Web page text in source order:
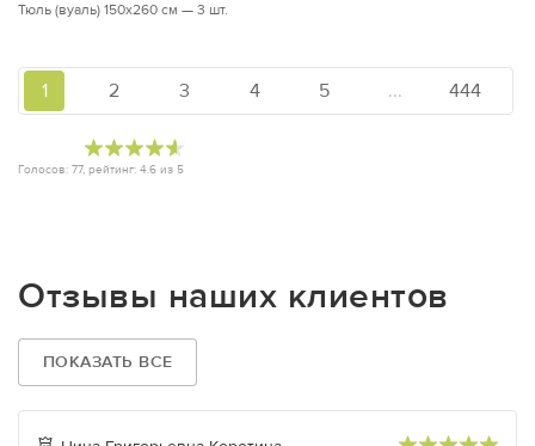
Тюль (вуаль) 150х260 см — 3 шт.
Голосов: 77, рейтинг: 4.6 из 5
1 2 3 4 5 ... 444
Отзывы наших клиентов
ПОКАЗАТЬ ВСЕ